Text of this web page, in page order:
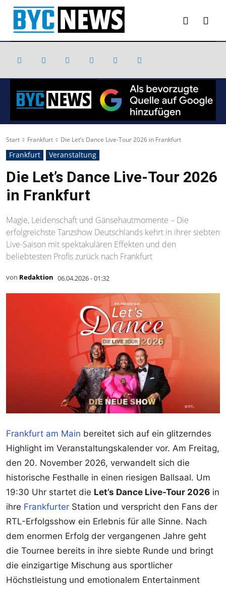
Start Frankfurt Die Let’s Dance Live-Tour 2026 in Frankfurt
Frankfurt Veranstaltung
Die Let’s Dance Live-Tour 2026
in Frankfurt
Magie, Leidenschaft und Gänsehautmomente – Die
erfolgreichste Tanzshow Deutschlands kehrt in ihrer siebten
Live-Saison mit spektakulären Effekten und den
beliebtesten Profis zurück nach Frankfurt
von Redaktion 06.04.2026 - 01:32
Frankfurt am Main bereitet sich auf ein glitzerndes
Highlight im Veranstaltungskalender vor. Am Freitag,
den 20. November 2026, verwandelt sich die
historische Festhalle in einen riesigen Ballsaal. Um
19:30 Uhr startet die Let’s Dance Live-Tour 2026 in
ihre Frankfurter Station und verspricht den Fans der
RTL-Erfolgsshow ein Erlebnis für alle Sinne. Nach
dem enormen Erfolg der vergangenen Jahre geht
die Tournee bereits in ihre siebte Runde und bringt
die einzigartige Mischung aus sportlicher
Höchstleistung und emotionalem Entertainment